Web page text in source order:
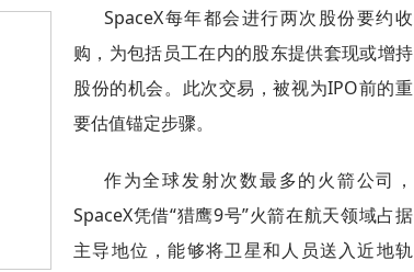
SpaceX每年都会进行两次股份要约收
购，为包括员工在内的股东提供套现或增持
股份的机会。此次交易，被视为IPO前的重
要估值锚定步骤。
作为全球发射次数最多的火箭公司，
SpaceX凭借“猎鹰9号”火箭在航天领域占据
主导地位，能够将卫星和人员送入近地轨